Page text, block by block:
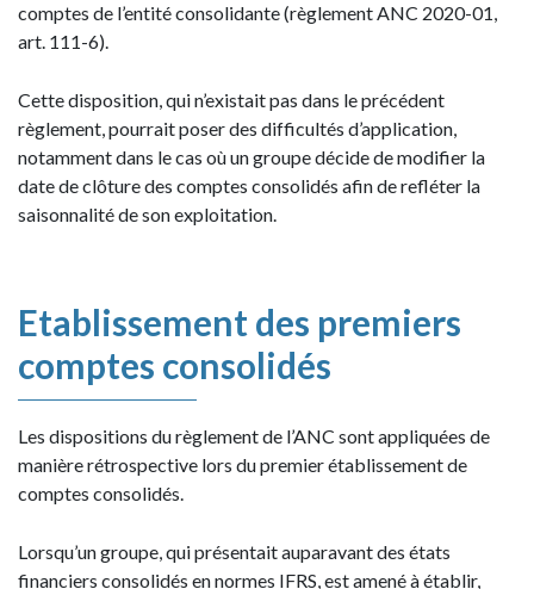
comptes de l’entité consolidante (règlement ANC 2020-01,
art. 111-6).
Cette disposition, qui n’existait pas dans le précédent
règlement, pourrait poser des difficultés d’application,
notamment dans le cas où un groupe décide de modifier la
date de clôture des comptes consolidés afin de refléter la
saisonnalité de son exploitation.
Etablissement des premiers
comptes consolidés
Les dispositions du règlement de l’ANC sont appliquées de
manière rétrospective lors du premier établissement de
comptes consolidés.
Lorsqu’un groupe, qui présentait auparavant des états
financiers consolidés en normes IFRS, est amené à établir,